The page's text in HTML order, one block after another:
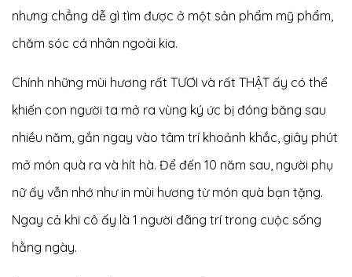
nhưng chẳng dễ gì tìm được ở một sản phẩm mỹ phẩm,
chăm sóc cá nhân ngoài kia.
Chính những mùi hương rất TƯƠI và rất THẬT ấy có thể
khiến con người ta mở ra vùng ký ức bị đóng băng sau
nhiều năm, gắn ngay vào tâm trí khoảnh khắc, giây phút
mở món quà ra và hít hà. Để đến 10 năm sau, người phụ
nữ ấy vẫn nhớ như in mùi hương từ món quà bạn tặng.
Ngay cả khi cô ấy là 1 người đãng trí trong cuộc sống
hằng ngày.